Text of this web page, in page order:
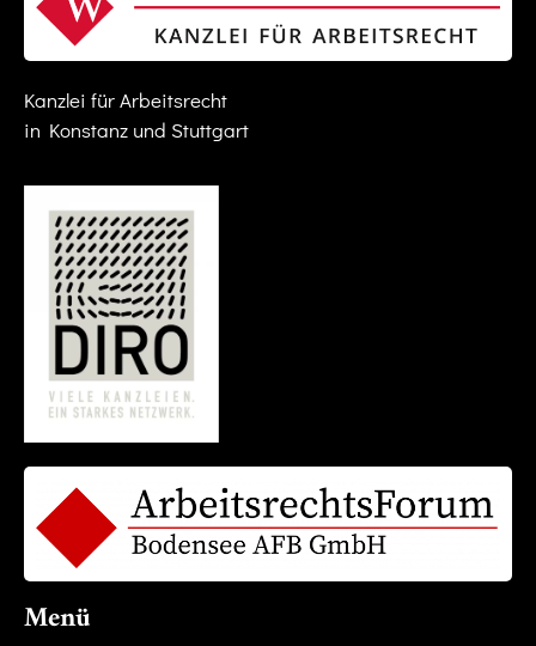
Kanzlei für Arbeitsrecht
in Konstanz und Stuttgart
Menü